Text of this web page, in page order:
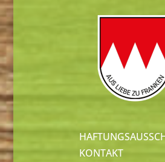
KONTAKT